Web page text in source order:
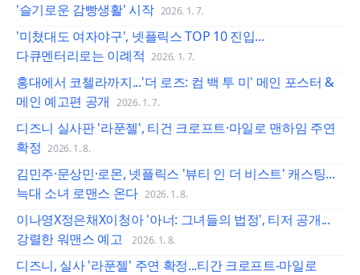
'슬기로운 감빵생활' 시작 2026. 1. 7.
'미쳤대도 여자야구', 넷플릭스 TOP 10 진입...
다큐멘터리로는 이례적 2026. 1. 7.
홍대에서 코첼라까지...'더 로즈: 컴 백 투 미' 메인 포스터 &
메인 예고편 공개 2026. 1. 7.
디즈니 실사판 '라푼젤', 티건 크로프트·마일로 맨하임 주연
확정 2026. 1. 8.
김민주·문상민·로몬, 넷플릭스 '뷰티 인 더 비스트' 캐스팅...
늑대 소녀 로맨스 온다 2026. 1. 8.
이나영X정은채X이청아 '아너: 그녀들의 법정', 티저 공개...
강렬한 워맨스 예고
2026. 1. 8.
디즈니, 실사 '라푼젤' 주연 확정...티간 크로프트-마일로